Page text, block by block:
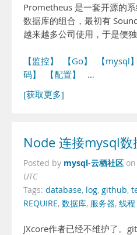
Prometheus 是一套开源的
数据库的组合，最初有
越来越多公司使用，于是便独
【监控】 【Go】 【mysql】
码】
【配置】
…
[获取更多]
Node 连接mysql数
Posted by mysql-云栖社区 on
UTC
Tags: database, log, github,
REQUIRE, 数据库, 服务器, 线程
JXcore作者已经不维护了。